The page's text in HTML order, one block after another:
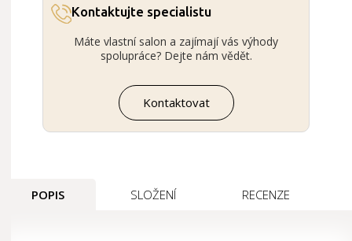
Kontaktujte specialistu
Máte vlastní salon a zajímají vás výhody
spolupráce? Dejte nám vědět.
Kontaktovat
POPIS SLOŽENÍ RECENZE